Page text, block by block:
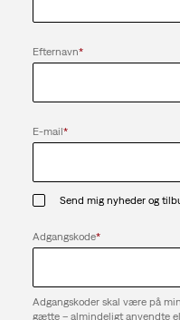
Efternavn*
E-mail*
Send mig nyheder og
Adgangskode*
Adgangskoder skal være på
gætte – almindeligt anvendte